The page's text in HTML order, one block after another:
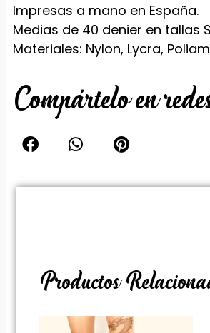
Impresas a mano en España.
Medias de 40 denier en tallas S,
Materiales: Nylon, Lycra,
Compártelo en
Productos